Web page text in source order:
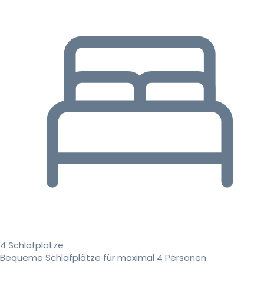
4 Schlafplätze
Bequeme Schlafplätze für maximal 4 Personen